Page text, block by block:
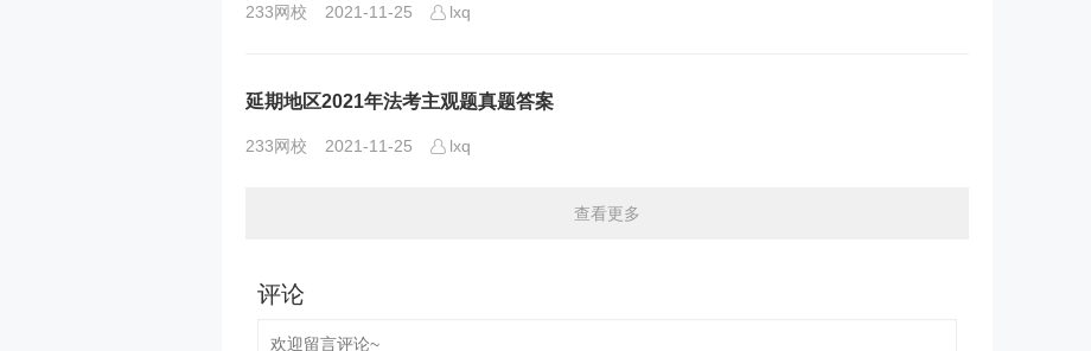
233网校 2021-11-25 lxq
延期地区2021年法考主观题真题答案
233网校 2021-11-25 lxq
查看更多